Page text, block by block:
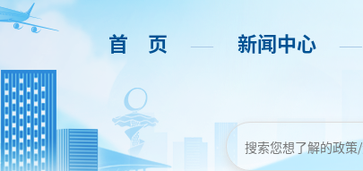
首 页 —— 新闻中心 ——